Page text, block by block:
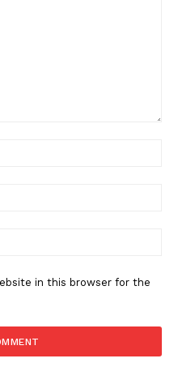
in this browser for the